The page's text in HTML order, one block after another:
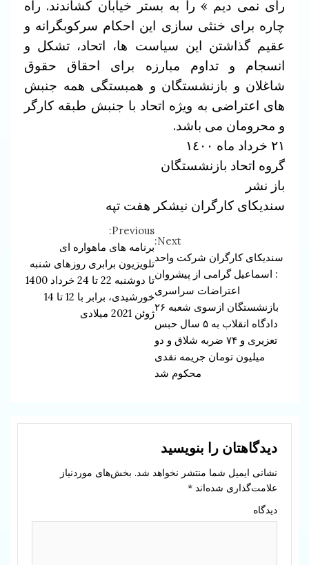
رأی نمی دیم » را به بستر خیابان کشاندند. راه
چاره برای خنثی سازی این احکام سرکوبگرانه و
عقیم گذاشتن این سیاست ها، اتحاد، تشکل و
انسجام و تداوم مبارزه برای احقاق حقوق
شاغلان و بازنشستگان و همبستگی همه جنبش
های اعتراضی به ویژه اتحاد با جنبش طبقه کارگر
و محرومان می باشد.
۲۱ خرداد ماه ۱٤٠٠
گروه اتحاد بازنشستگان
باز نشر
سندیکای کارگران نیشکر هفت تپه
Reading
Previous:
برنامه های ماهواره ای
تلویزیون برابری روزهای شنبه
تا دوشنبه 22 تا 24 خرداد 1400
خورشیدی، برابر با 12 تا 14
ژوئن 2021 میلادی
Next:
سندیکای کارگران شرکت واحد
: اسماعیل گرامی از پیشروان
اعتراضات سراسری
بازنشستگان ازسوی شعبه ۲۶
دادگاه انقلاب به ۵ سال حبس
تعزیری و ۷۴ ضربه شلاق و دو
میلیون تومان جریمه نقدی
محکوم شد
دیدگاهتان را بنویسید
نشانی ایمیل شما منتشر نخواهد شد. بخش‌های موردنیاز
علامت‌گذاری شده‌اند *
دیدگاه